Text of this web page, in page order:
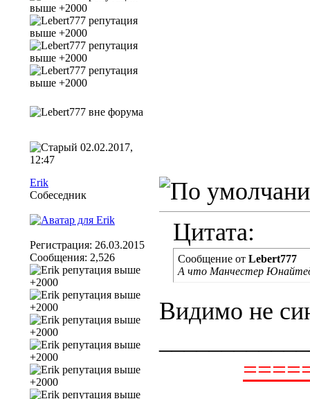
02.02.2017,
12:47
Erik
Собеседник
Регистрация: 26.03.2015
Сообщения: 2,526
Цитата:
Сообщение от Lebert777
А что Манчестер Юнайтед
Видимо не